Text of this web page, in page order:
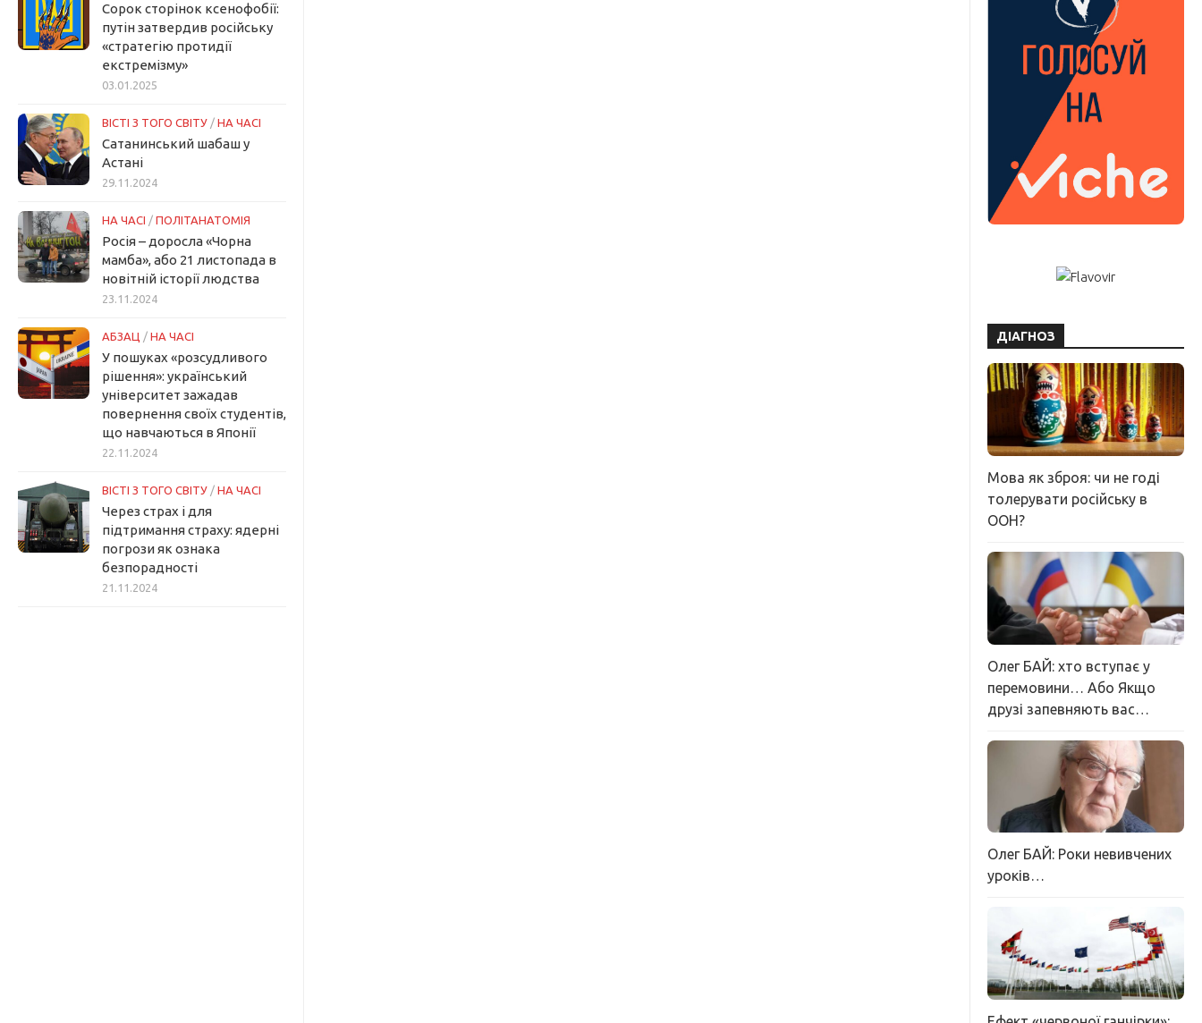
Сорок сторінок ксенофобії:
путін затвердив російську
«стратегію протидії
екстремізму»
03.01.2025
ВІСТІ З ТОГО СВІТУ / НА ЧАСІ
Сатанинський шабаш у
Астані
29.11.2024
НА ЧАСІ / ПОЛІТАНАТОМІЯ
Росія – доросла «Чорна
мамба», або 21 листопада в
новітній історії людства
23.11.2024
АБЗАЦ / НА ЧАСІ
У пошуках «розсудливого
рішення»: український
університет зажадав
повернення своїх студентів,
що навчаються в Японії
22.11.2024
ВІСТІ З ТОГО СВІТУ / НА ЧАСІ
Через страх і для
підтримання страху: ядерні
погрози як ознака
безпорадності
21.11.2024
ДІАГНОЗ
Мова як зброя: чи не годі
толерувати російську в
ООН?
Олег БАЙ: хто вступає у
перемовини… Або Якщо
друзі запевняють вас…
Олег БАЙ: Роки невивчених
уроків…